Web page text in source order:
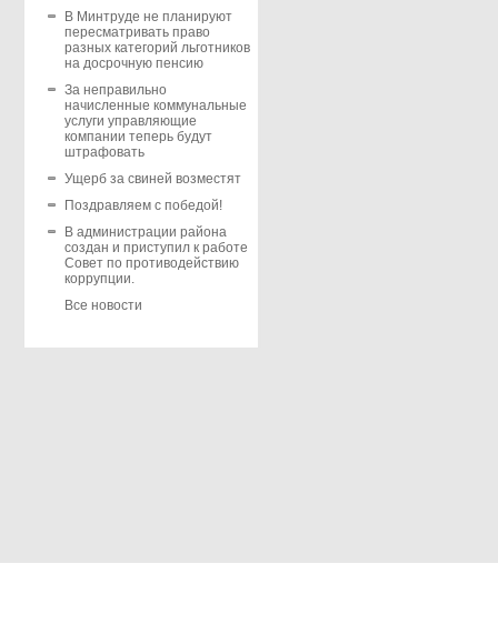
В Минтруде не планируют
пересматривать право
разных категорий льготников
на досрочную пенсию
За неправильно
начисленные коммунальные
услуги управляющие
компании теперь будут
штрафовать
Ущерб за свиней возместят
Поздравляем с победой!
В администрации района
создан и приступил к работе
Совет по противодействию
коррупции.
Все новости